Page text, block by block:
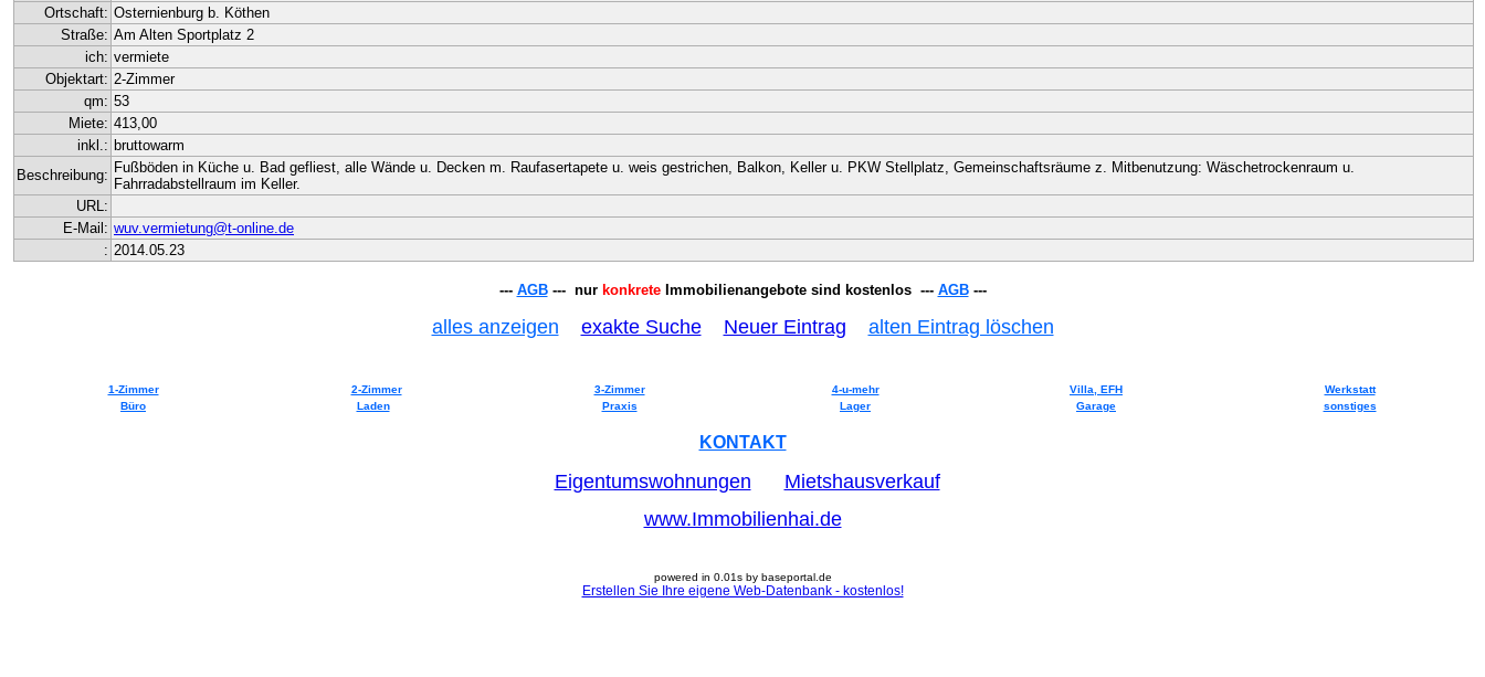
Ortschaft: Osternienburg b. Köthen
Straße: Am Alten Sportplatz 2
ich: vermiete
Objektart: 2-Zimmer
qm: 53
Miete: 413,00
inkl.: bruttowarm
Beschreibung: Fußböden in Küche u. Bad gefliest, alle Wände u. Decken m. Raufasertapete u. weis gestrichen, Balkon, Keller u. PKW Stellplatz, Gemeinschaftsräume z. Mitbenutzung: Wäschetrockenraum u.
Fahrradabstellraum im Keller.
URL:
E-Mail: wuv.vermietung@t-online.de
: 2014.05.23
--- AGB--- nur konkreteImmobilienangebote sind kostenlos --- AGB---
alles anzeigen exakte Suche Neuer Eintrag alten Eintrag löschen
1-Zimmer 2-Zimmer 3-Zimmer 4-u-mehr Villa, EFH
Werkstatt
Büro
Laden Praxis Lager Garage sonstiges
KONTAKT
Eigentumswohnungen
Mietshausverkauf
www.Immobilienhai.de
powered in 0.01s by baseportal.de
Erstellen Sie Ihre eigene Web-Datenbank - kostenlos!